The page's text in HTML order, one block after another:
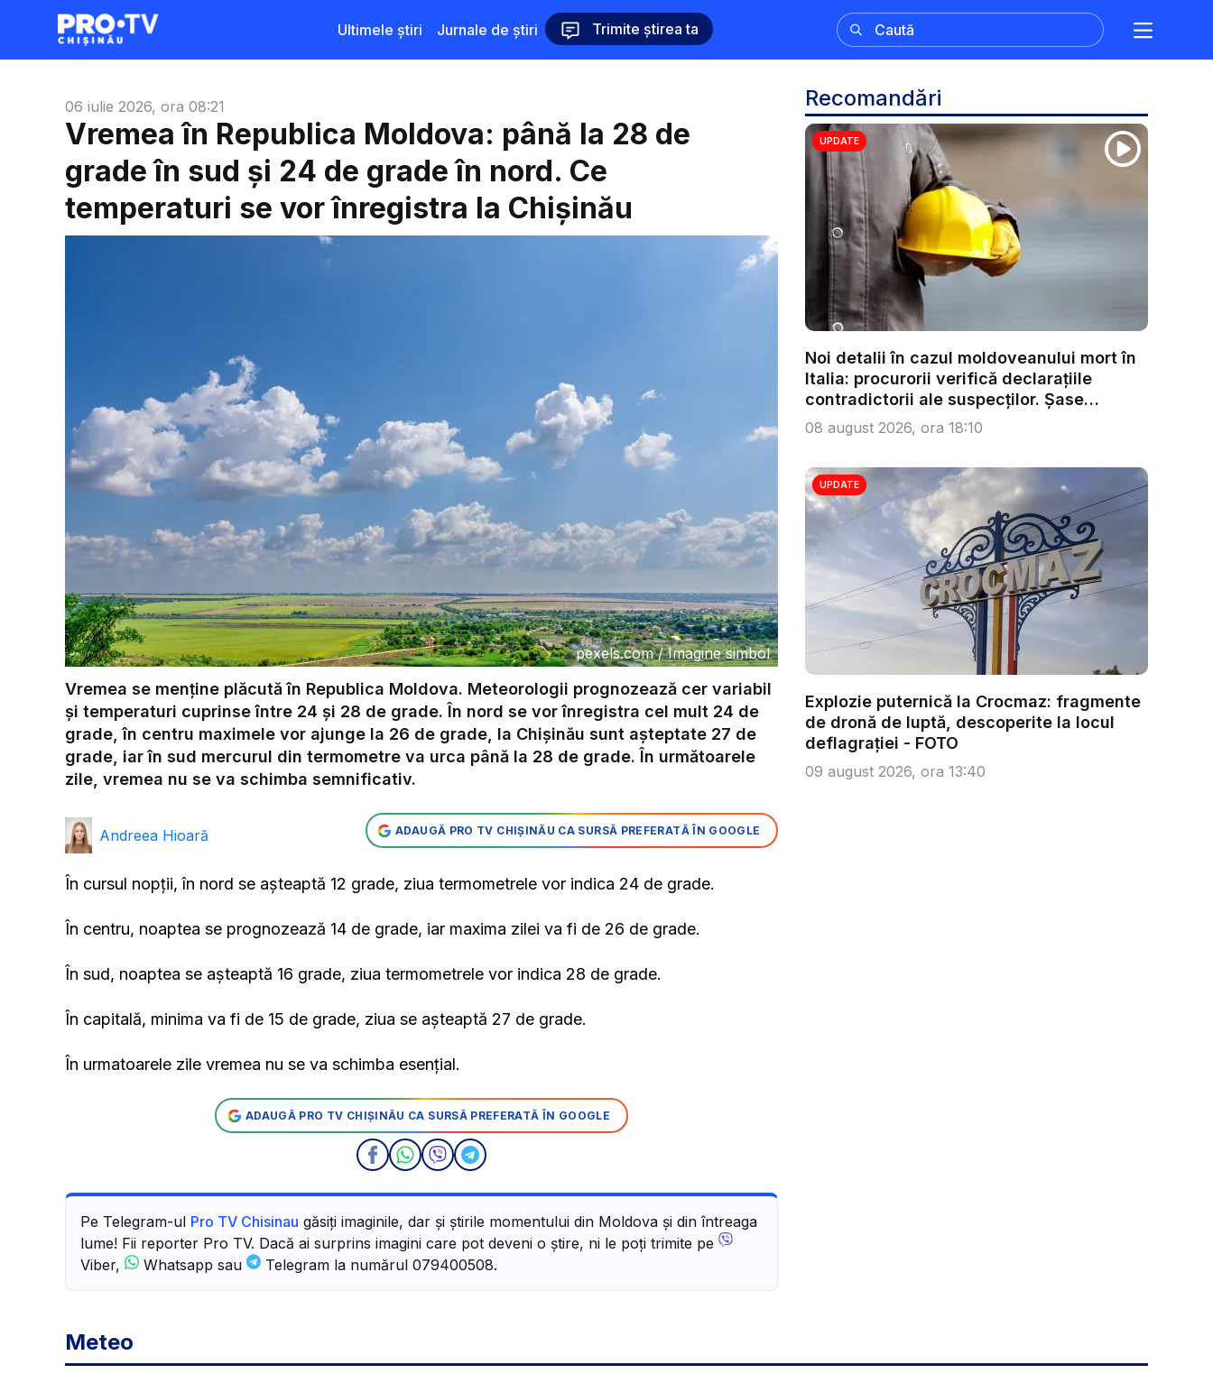
Ultimele știri Jurnale de știri Trimite știrea ta
06 iulie 2026, ora 08:21
Vremea în Republica Moldova: până la 28 de
grade în sud și 24 de grade în nord. Ce
temperaturi se vor înregistra la Chișinău
pexels.com/Imagine simbol
Vremea se menține plăcută în Republica Moldova. Meteorologii prognozează cer variabil
și temperaturi cuprinse între 24 și 28 de grade. În nord se vor înregistra cel mult 24 de
grade, în centru maximele vor ajunge la 26 de grade, la Chișinău sunt așteptate 27 de
grade, iar în sud mercurul din termometre va urca până la 28 de grade. În următoarele
zile, vremea nu se va schimba semnificativ.
Andreea Hioară ADAUGĂ PRO TV CHIȘINĂU CA SURSĂ PREFERATĂ ÎN GOOGLE
În cursul nopții, în nord se așteaptă 12 grade, ziua termometrele vor indica 24 de grade.
În centru, noaptea se prognozează 14 de grade, iar maxima zilei va fi de 26 de grade.
În sud, noaptea se așteaptă 16 grade, ziua termometrele vor indica 28 de grade.
În capitală, minima va fi de 15 de grade, ziua se așteaptă 27 de grade.
În urmatoarele zile vremea nu se va schimba esențial.
ADAUGĂ PRO TV CHIȘINĂU CA SURSĂ PREFERATĂ ÎN GOOGLE
Pe Telegram-ul Pro TV Chisinau găsiți imaginile, dar și știrile momentului din Moldova și din întreaga
lume! Fii reporter Pro TV. Dacă ai surprins imagini care pot deveni o știre, ni le poți trimite pe
Viber,
Whatsapp sau Telegram la numărul 079400508.
Recomandări
UPDATE
Noi detalii în cazul moldoveanului mort în
Italia: procurorii verifică declarațiile
contradictorii ale suspecților. Șase
persoa...
08 august 2026, ora 18:10
UPDATE
Explozie puternică la Crocmaz: fragmente
de dronă de luptă, descoperite la locul
deflagrației - FOTO
09 august 2026, ora 13:40
Meteo